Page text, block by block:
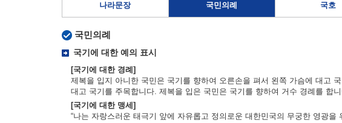
나라문장 국민의례 국호
국민의례
국기에 대한 예의 표시
[국기에 대한 경례]
제복을 입지 아니한 국민은 국기를 향하여 오른손을 펴서 왼쪽 가슴에 대고
대고 국기를 주목합니다. 제복을 입은 국민은 국기를 향하여 거수 경례를 합
[국기에 대한 맹세]
“나는 자랑스러운 태극기 앞에 자유롭고 정의로운 대한민국의 무궁한 영광을